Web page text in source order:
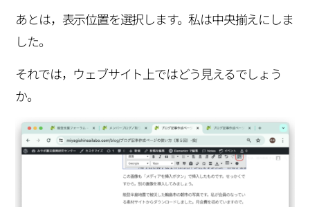
あとは，表示位置を選択します。私は中央揃えにしま
した。
それでは，ウェブサイト上ではどう見えるでしょう
か。